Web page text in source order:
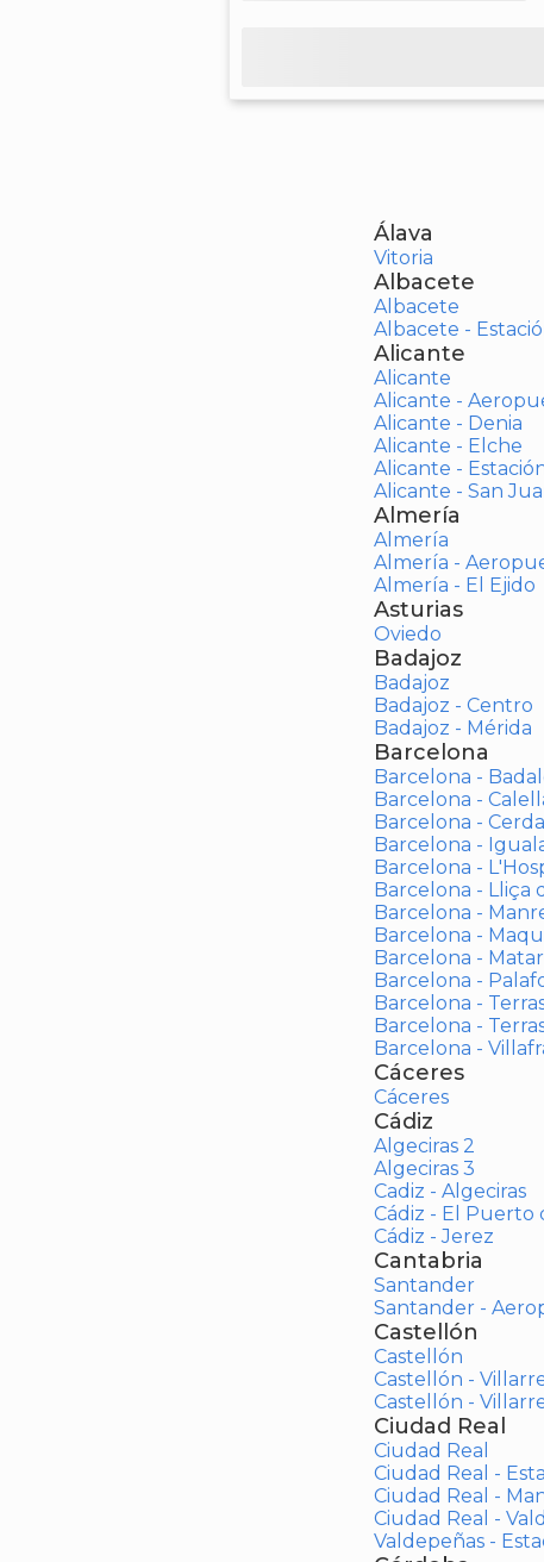
Álava
Vitoria
Albacete
Albacete
Albacete -
Alicante
Alicante
Alicante -
Alicante - Denia
Alicante - Elche
Alicante -
Alicante - San
Almería
Almería
Almería -
Almería - El Ejido
Asturias
Oviedo
Badajoz
Badajoz
Badajoz - Centro
Badajoz - Mérida
Barcelona
Barcelona -
Barcelona -
Barcelona -
Barcelona -
Barcelona -
Barcelona - Lliça
Barcelona -
Barcelona -
Barcelona -
Barcelona -
Barcelona -
Barcelona -
Barcelona -
Cáceres
Cáceres
Cádiz
Algeciras 2
Algeciras 3
Cadiz - Algeciras
Cádiz - El Puerto
Cádiz - Jerez
Cantabria
Santander
Santander -
Castellón
Castellón
Castellón -
Castellón -
Ciudad Real
Ciudad Real
Ciudad Real -
Ciudad Real -
Ciudad Real -
Valdepeñas -